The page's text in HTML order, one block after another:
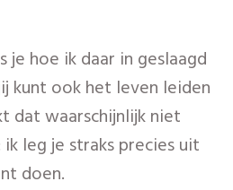
je hoe ik daar in geslaagd
kunt ook het leven leiden
dat waarschijnlijk niet
leg je straks precies uit
doen.